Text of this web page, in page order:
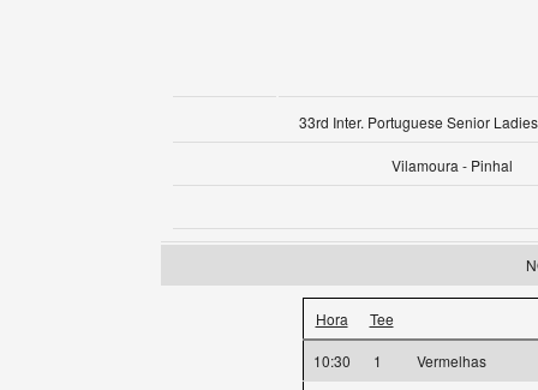
33rd Inter. Portuguese Senior
Vilamoura - Pinhal
Hora Tee
10:30 1
Vermelhas